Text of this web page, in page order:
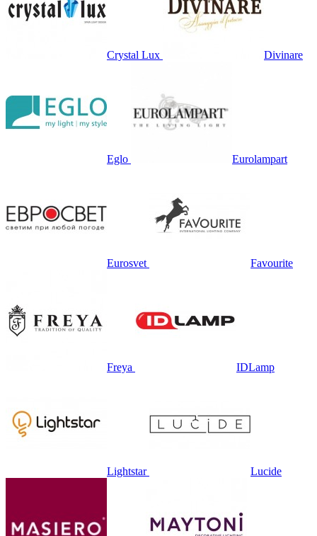
Crystal Lux Divinare
Eglo Eurolampart
Eurosvet Favourite
Freya IDLamp
Lightstar Lucide